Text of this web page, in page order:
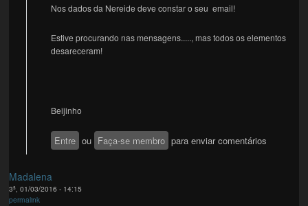
Nos dados da Nereide deve constar o seu email!
Estive procurando nas mensagens....., mas todos os elementos
desareceram!
Beijinho
Entre ou Faça-se membro para enviar comentários
Madalena
3ª, 01/03/2016 - 14:15
permalink